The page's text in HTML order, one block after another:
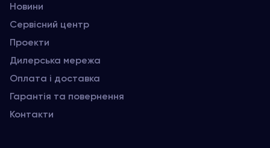
Новини
Сервісний центр
Проекти
Дилерська мережа
Оплата і доставка
Гарантія та повернення
Контакти